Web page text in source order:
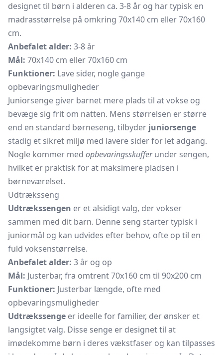
designet til børn i alderen ca. 3-8 år og har typisk en
madrasstørrelse på omkring 70x140 cm eller 70x160
cm.
Anbefalet alder: 3-8 år
Mål: 70x140 cm eller 70x160 cm
Funktioner: Lave sider, nogle gange
opbevaringsmuligheder
Juniorsenge giver barnet mere plads til at vokse og
bevæge sig frit om natten. Mens størrelsen er større
end en standard børneseng, tilbyder juniorsenge
stadig et sikret miljø med lavere sider for let adgang.
Nogle kommer med opbevaringsskufferunder sengen,
hvilket er praktisk for at maksimere pladsen i
børneværelset.
Udtræksseng
Udtrækssengen er et alsidigt valg, der vokser
sammen med dit barn. Denne seng starter typisk i
juniormål og kan udvides efter behov, ofte op til en
fuld voksenstørrelse.
Anbefalet alder: 3 år og op
Mål: Justerbar, fra omtrent 70x160 cm til 90x200 cm
Funktioner: Justerbar længde, ofte med
opbevaringsmuligheder
Udtrækssenge er ideelle for familier, der ønsker et
langsigtet valg. Disse senge er designet til at
imødekomme børn i deres vækstfaser og kan tilpasses